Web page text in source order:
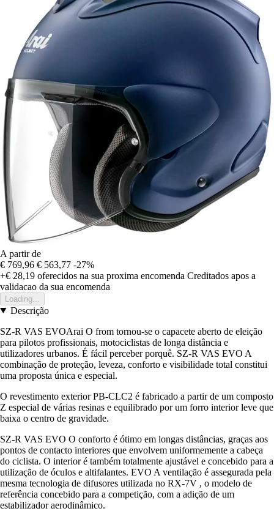
A partir de
€ 769,96 € 563,77 -27%
+€ 28,19 oferecidos na sua proxima encomenda Creditados apos a
validacao da sua encomenda
Loading...
Descrição
SZ-R VAS EVOArai O from tornou-se o capacete aberto de eleição
para pilotos profissionais, motociclistas de longa distância e
utilizadores urbanos. É fácil perceber porquê. SZ-R VAS EVO A
combinação de proteção, leveza, conforto e visibilidade total constitui
uma proposta única e especial.
O revestimento exterior PB-CLC2 é fabricado a partir de um composto
Z especial de várias resinas e equilibrado por um forro interior leve que
baixa o centro de gravidade.
SZ-R VAS EVO O conforto é ótimo em longas distâncias, graças aos
pontos de contacto interiores que envolvem uniformemente a cabeça
do ciclista. O interior é também totalmente ajustável e concebido para a
utilização de óculos e altifalantes. EVO A ventilação é assegurada pela
mesma tecnologia de difusores utilizada no RX-7V , o modelo de
referência concebido para a competição, com a adição de um
estabilizador aerodinâmico.